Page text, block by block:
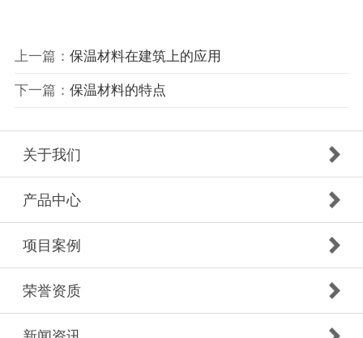
上一篇： 保温材料在建筑上的应用
下一篇： ​保温材料的特点
关于我们
产品中心
项目案例
荣誉资质